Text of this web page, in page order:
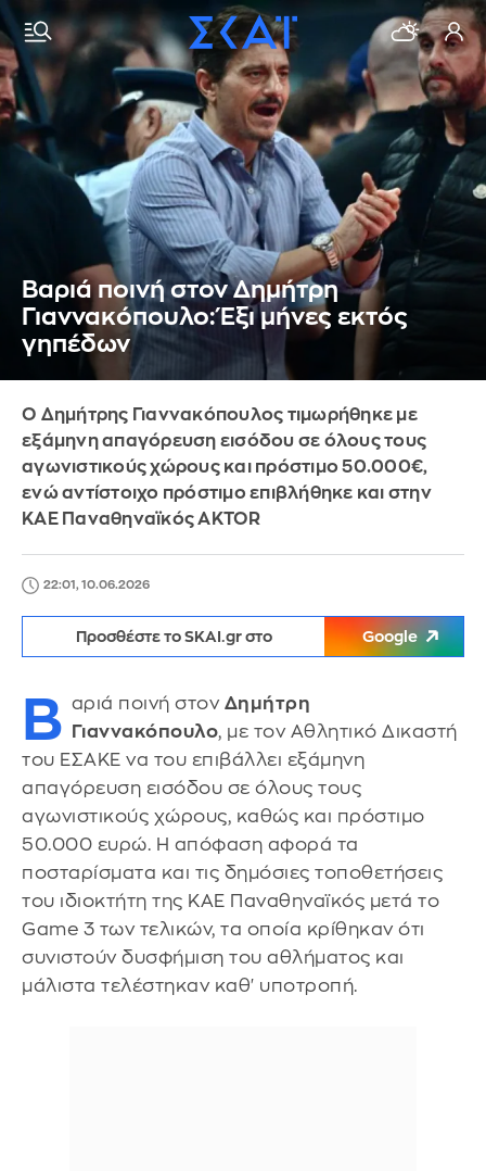
Βαριά ποινή στον Δημήτρη
Γιαννακόπουλο: Έξι μήνες εκτός
γηπέδων
Ο Δημήτρης Γιαννακόπουλος τιμωρήθηκε με
εξάμηνη απαγόρευση εισόδου σε όλους τους
αγωνιστικούς χώρους και πρόστιμο 50.000€,
ενώ αντίστοιχο πρόστιμο επιβλήθηκε και στην
ΚΑΕ Παναθηναϊκός AKTOR
22:01, 10.06.2026
Προσθέστε το SKAI.gr στο Google
Β αριά ποινή στον Δημήτρη
Γιαννακόπουλο, με τον Αθλητικό Δικαστή
του ΕΣΑΚΕ να του επιβάλλει εξάμηνη
απαγόρευση εισόδου σε όλους τους
αγωνιστικούς χώρους, καθώς και πρόστιμο
50.000 ευρώ. Η απόφαση αφορά τα
ποσταρίσματα και τις δημόσιες τοποθετήσεις
του ιδιοκτήτη της ΚΑΕ Παναθηναϊκός μετά το
Game 3 των τελικών, τα οποία κρίθηκαν ότι
συνιστούν δυσφήμιση του αθλήματος και
μάλιστα τελέστηκαν καθ' υποτροπή.